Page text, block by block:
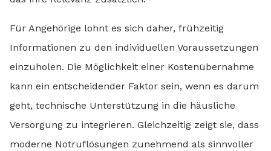
Für Angehörige lohnt es sich daher, frühzeitig
Informationen zu den individuellen Voraussetzungen
einzuholen. Die Möglichkeit einer Kostenübernahme
kann ein entscheidender Faktor sein, wenn es darum
geht, technische Unterstützung in die häusliche
Versorgung zu integrieren. Gleichzeitig zeigt sie, dass
moderne Notruflösungen zunehmend als sinnvoller